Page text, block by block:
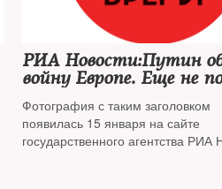
РИА Новости:Путин
войну Европе. Еще не
сдаться
Фотография с таким заголовком
появилась 15 января на сайте
государственного агентства РИА